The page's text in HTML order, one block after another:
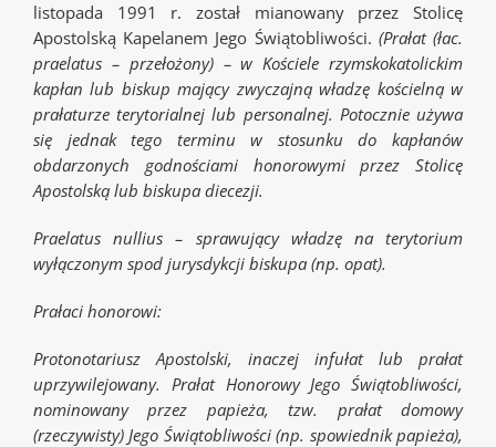
listopada 1991 r. został mianowany przez Stolicę
Apostolską Kapelanem Jego Świątobliwości. (Prałat (łac.
praelatus – przełożony) – w Kościele rzymskokatolickim
kapłan lub biskup mający zwyczajną władzę kościelną w
prałaturze terytorialnej lub personalnej. Potocznie używa
się jednak tego terminu w stosunku do kapłanów
obdarzonych godnościami honorowymi przez Stolicę
Apostolską lub biskupa diecezji.
Praelatus nullius – sprawujący władzę na terytorium
wyłączonym spod jurysdykcji biskupa (np. opat).
Prałaci honorowi:
Protonotariusz Apostolski, inaczej infułat lub prałat
uprzywilejowany. Prałat Honorowy Jego Świątobliwości,
nominowany przez papieża, tzw. prałat domowy
(rzeczywisty) Jego Świątobliwości (np. spowiednik papieża),